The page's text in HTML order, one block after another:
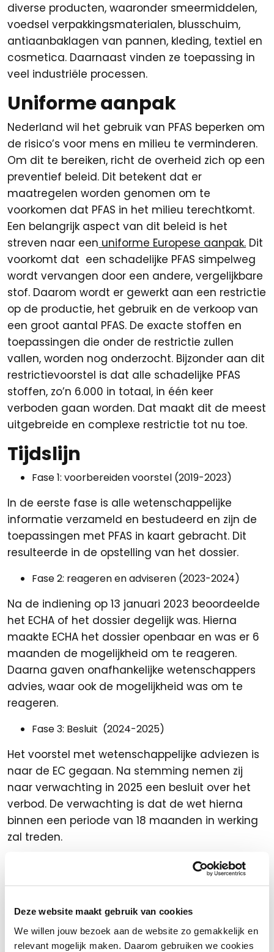
Deze website maakt gebruik van cookies
We willen jouw bezoek aan de website zo gemakkelijk en
relevant mogelijk maken. Daarom gebruiken we cookies
diverse producten, waaronder smeermiddelen,
voedsel verpakkingsmaterialen, blusschuim,
antiaanbaklagen van pannen, kleding, textiel en
cosmetica. Daarnaast vinden ze toepassing in
veel industriële processen.
Uniforme aanpak
Nederland wil het gebruik van PFAS beperken om
de risico’s voor mens en milieu te verminderen.
Om dit te bereiken, richt de overheid zich op een
preventief beleid. Dit betekent dat er
maatregelen worden genomen om te
voorkomen dat PFAS in het milieu terechtkomt.
Een belangrijk aspect van dit beleid is het
streven naar een uniforme Europese aanpak. Dit
voorkomt dat een schadelijke PFAS simpelweg
wordt vervangen door een andere, vergelijkbare
stof. Daarom wordt er gewerkt aan een restrictie
op de productie, het gebruik en de verkoop van
een groot aantal PFAS. De exacte stoffen en
toepassingen die onder de restrictie zullen
vallen, worden nog onderzocht. Bijzonder aan dit
restrictievoorstel is dat alle schadelijke PFAS
stoffen, zo’n 6.000 in totaal, in één keer
verboden gaan worden. Dat maakt dit de meest
uitgebreide en complexe restrictie tot nu toe.
Tijdslijn
Fase 1: voorbereiden voorstel (2019-2023)
In de eerste fase is alle wetenschappelijke
informatie verzameld en bestudeerd en zijn de
toepassingen met PFAS in kaart gebracht. Dit
resulteerde in de opstelling van het dossier.
Fase 2: reageren en adviseren (2023-2024)
Na de indiening op 13 januari 2023 beoordeelde
het ECHA of het dossier degelijk was. Hierna
maakte ECHA het dossier openbaar en was er 6
maanden de mogelijkheid om te reageren.
Daarna gaven onafhankelijke wetenschappers
advies, waar ook de mogelijkheid was om te
reageren.
Fase 3: Besluit (2024-2025)
Het voorstel met wetenschappelijke adviezen is
naar de EC gegaan. Na stemming nemen zij
naar verwachting in 2025 een besluit over het
verbod. De verwachting is dat de wet hierna
binnen een periode van 18 maanden in werking
zal treden.
Fase 4: in werking treden van het verbod.
Na het besluit van de EC zullen geleidelijk de
eerste specifieke verboden op PFAS van kracht
worden. Het onderzoeksprogramma naar PFAS
loopt nog door tot eind 2026, wat betekent dat